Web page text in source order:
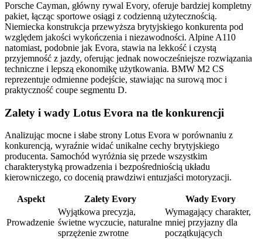
Porsche Cayman, główny rywal Evory, oferuje bardziej kompletny
pakiet, łącząc sportowe osiągi z codzienną użytecznością.
Niemiecka konstrukcja przewyższa brytyjskiego konkurenta pod
względem jakości wykończenia i niezawodności. Alpine A110
natomiast, podobnie jak Evora, stawia na lekkość i czystą
przyjemność z jazdy, oferując jednak nowocześniejsze rozwiązania
techniczne i lepszą ekonomikę użytkowania. BMW M2 CS
reprezentuje odmienne podejście, stawiając na surową moc i
praktyczność coupe segmentu D.
Zalety i wady Lotus Evora na tle konkurencji
Analizując mocne i słabe strony Lotus Evora w porównaniu z
konkurencją, wyraźnie widać unikalne cechy brytyjskiego
producenta. Samochód wyróżnia się przede wszystkim
charakterystyką prowadzenia i bezpośredniością układu
kierowniczego, co docenią prawdziwi entuzjaści motoryzacji.
Aspekt Zalety Evory Wady Evory
Prowadzenie
Wyjątkowa precyzja,
świetne wyczucie, naturalne
sprzężenie zwrotne
Wymagający charakter,
mniej przyjazny dla
początkujących